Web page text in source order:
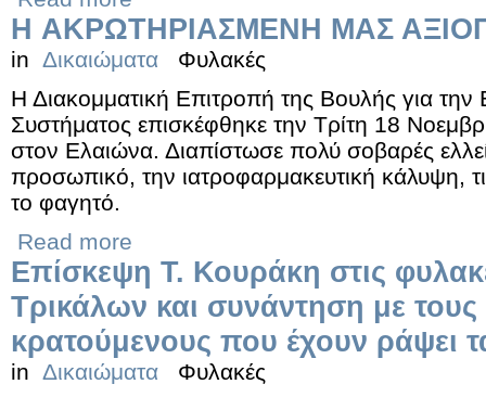
H ΑΚΡΩΤΗΡΙΑΣΜΕΝΗ ΜΑΣ
in Δικαιώματα
Φυλακές
Η Διακομματική Επιτροπή της Βουλής για την
Συστήματος επισκέφθηκε την Τρίτη 18
στον Ελαιώνα. Διαπίστωσε πολύ σοβαρές
προσωπικό, την ιατροφαρμακευτική κάλυψη,
το φαγητό.
Read more
Επίσκεψη Τ. Κουράκη στις
Τρικάλων και συνάντηση με
κρατούμενους που έχουν ράψει
in Δικαιώματα
Φυλακές